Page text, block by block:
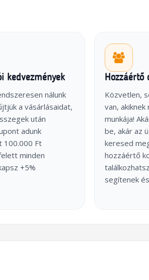
kedvezmények
nálunk
a vásárlásaidat,
után
adunk
100.000 Ft
minden
+5%
Hozzáértő
Közvetlen,
van, akiknek
munkája!
be, akár az
keresed
hozzáértő
segítenek